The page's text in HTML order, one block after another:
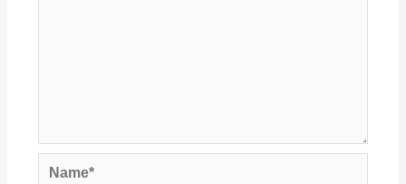
Name*